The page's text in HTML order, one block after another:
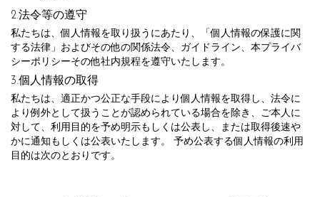
2.法令等の遵守
私たちは、個人情報を取り扱うにあたり、「個人情報の保護に関
する法律」およびその他の関係法令、ガイドライン、本プライバ
シーポリシーその他社内規程を遵守いたします。
3.個人情報の取得
私たちは、適正かつ公正な手段により個人情報を取得し、法令に
より例外として扱うことが認められている場合を除き、ご本人に
対して、利用目的を予め明示もしくは公表し、または取得後速や
かに通知もしくは公表いたします。 予め公表する個人情報の利用
目的は次のとおりです。